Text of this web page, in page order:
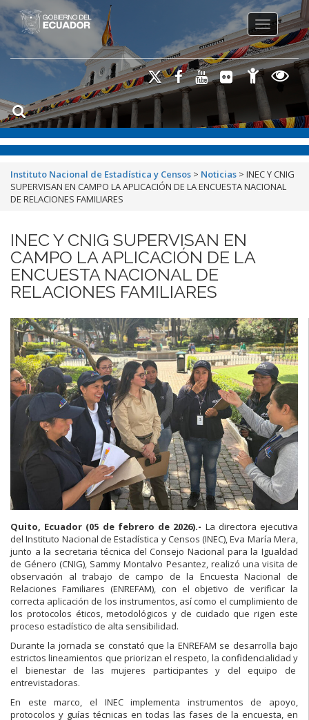
Toggle
Instituto Nacional de Estadística y Censos > Noticias > INEC Y CNIG
SUPERVISAN EN CAMPO LA APLICACIÓN DE LA ENCUESTA NACIONAL
DE RELACIONES FAMILIARES
INEC Y CNIG SUPERVISAN EN
CAMPO LA APLICACIÓN DE LA
ENCUESTA NACIONAL DE
RELACIONES FAMILIARES
Quito, Ecuador (05 de febrero de 2026).- La directora ejecutiva
del Instituto Nacional de Estadística y Censos (INEC), Eva María Mera,
junto a la secretaria técnica del Consejo Nacional para la Igualdad
de Género (CNIG), Sammy Montalvo Pesantez, realizó una visita de
observación al trabajo de campo de la Encuesta Nacional de
Relaciones Familiares (ENREFAM), con el objetivo de verificar la
correcta aplicación de los instrumentos, así como el cumplimiento de
los protocolos éticos, metodológicos y de cuidado que rigen este
proceso estadístico de alta sensibilidad.
Durante la jornada se constató que la ENREFAM se desarrolla bajo
estrictos lineamientos que priorizan el respeto, la confidencialidad y
el bienestar de las mujeres participantes y del equipo de
entrevistadoras.
En este marco, el INEC implementa instrumentos de apoyo,
protocolos y guías técnicas en todas las fases de la encuesta, en